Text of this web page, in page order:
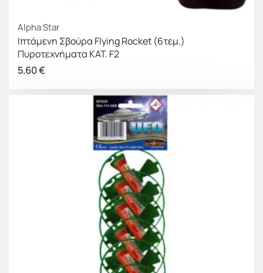
Alpha Star
Ιπτάμενη Σβούρα Flying Rocket (6τεμ.)
Πυροτεχνήματα ΚΑΤ. F2
5.60€